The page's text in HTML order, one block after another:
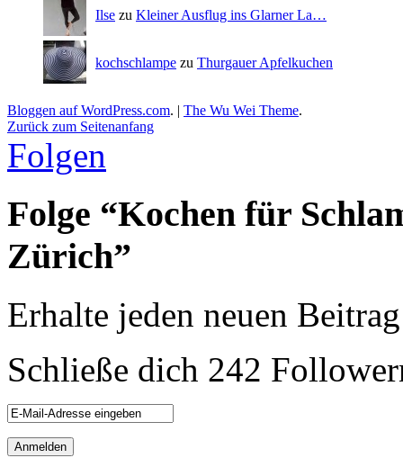
Ilse zu Kleiner Ausflug ins Glarner La…
kochschlampe zu Thurgauer Apfelkuchen
Bloggen auf WordPress.com. | The Wu Wei Theme.
Zurück zum Seitenanfang
Folgen
Folge “Kochen für
Zürich”
Erhalte jeden neuen
Schließe dich 242